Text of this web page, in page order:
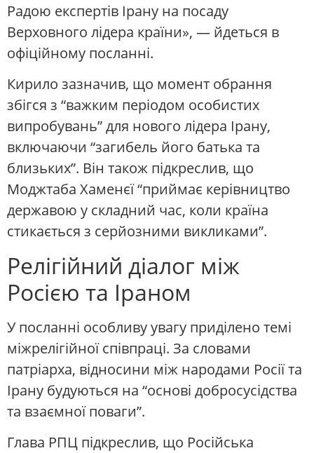
Радою експертів Ірану на посаду
Верховного лідера країни», — йдеться в
офіційному посланні.
Кирило зазначив, що момент обрання
збігся з “важким періодом особистих
випробувань” для нового лідера Ірану,
включаючи “загибель його батька та
близьких”. Він також підкреслив, що
Моджтаба Хаменєї “приймає керівництво
державою у складний час, коли країна
стикається з серйозними викликами”.
Релігійний діалог між
Росією та Іраном
У посланні особливу увагу приділено темі
міжрелігійної співпраці. За словами
патріарха, відносини між народами Росії та
Ірану будуються на “основі добросусідства
та взаємної поваги”.
Глава РПЦ підкреслив, що Російська